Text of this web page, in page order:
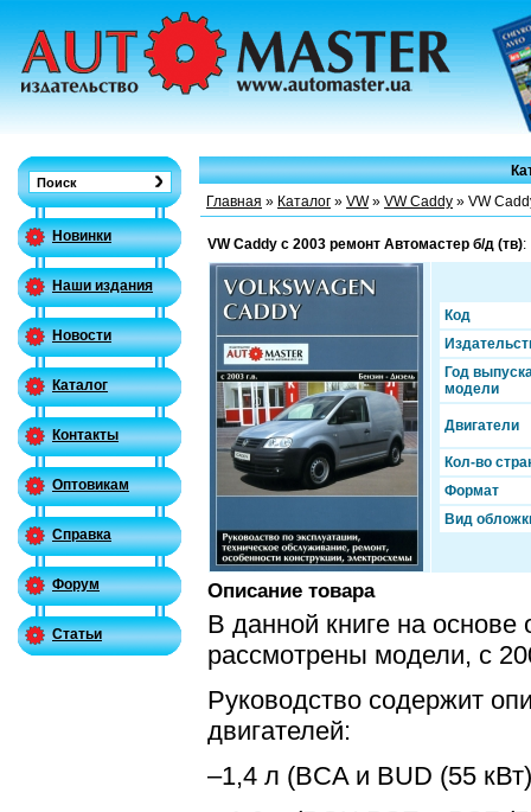
Новинки
Наши издания
Новости
Каталог
Контакты
Оптовикам
Справка
Форум
Статьи
Главная » Каталог » VW» VW Caddy » VW
VW Caddy c 2003 ремонт Автомастер б/д (тв):
Код
Год
модели
Двигатели
Кол-во
Формат
Вид
Описание товара
В данной книге на
рассмотрены модели, с
Руководство содержит
двигателей:
–1,4 л (BCA и BUD (55